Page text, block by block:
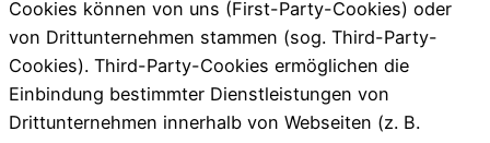
Cookies können von uns (First-Party-Cookies) oder
von Drittunternehmen stammen (sog. Third-Party-
Cookies). Third-Party-Cookies ermöglichen die
Einbindung bestimmter Dienstleistungen von
Drittunternehmen innerhalb von Webseiten (z. B.